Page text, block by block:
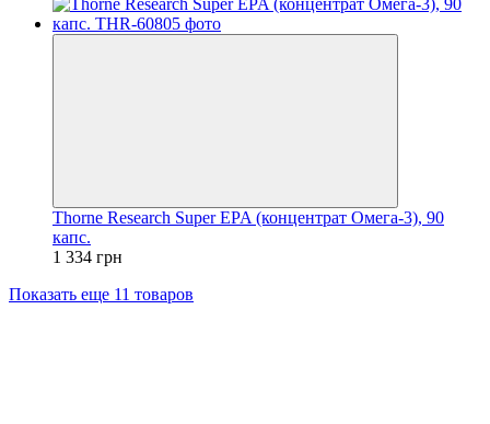
Thorne Research Super EPA (концентрат Омега-3), 90
капс.
1 334 грн
Показать еще 11 товаров